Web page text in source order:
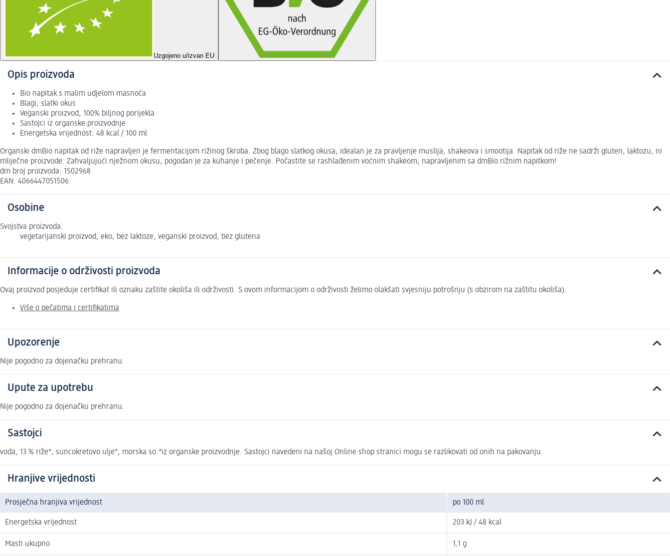
Uzgojeno u/izvan EU
Opis proizvoda
Bio napitak s malim udjelom masnoća
Blagi, slatki okus
Veganski proizvod, 100% biljnog porijekla
Sastojci iz organske proizvodnje
Energetska vrijednost: 48 kcal / 100 ml
Organski dmBio napitak od riže napravljen je fermentacijom rižinog škroba. Zbog blago slatkog okusa, idealan je za pravljenje muslija, shakeova i smootija. Napitak od riže ne sadrži gluten, laktozu, ni
mliječne proizvode. Zahvaljujući nježnom okusu, pogodan je za kuhanje i pečenje. Počastite se rashlađenim voćnim shakeom, napravljenim sa dmBio rižnim napitkom!
dm broj proizvoda: 1502968
EAN: 4066447051506
Osobine
Svojstva proizvoda:
vegetarijanski proizvod, eko, bez laktoze, veganski proizvod, bez glutena
Informacije o održivosti proizvoda
Ovaj proizvod posjeduje certifikat ili oznaku zaštite okoliša ili održivosti. S ovom informacijom o održivosti želimo olakšati svjesniju potrošnju (s obzirom na zaštitu okoliša).
Više o pečatima i certifikatima
Upozorenje
Nije pogodno za dojenačku prehranu.
Upute za upotrebu
Nije pogodno za dojenačku prehranu.
Sastojci
voda, 13 % riže*, suncokretovo ulje*, morska so.*iz organske proizvodnje. Sastojci navedeni na našoj Online shop stranici mogu se razlikovati od onih na pakovanju.
Hranjive vrijednosti
Prosječna hranjiva vrijednost po 100 ml
Energetska vrijednost 203 kJ / 48 kcal
Masti ukupno 1,1 g